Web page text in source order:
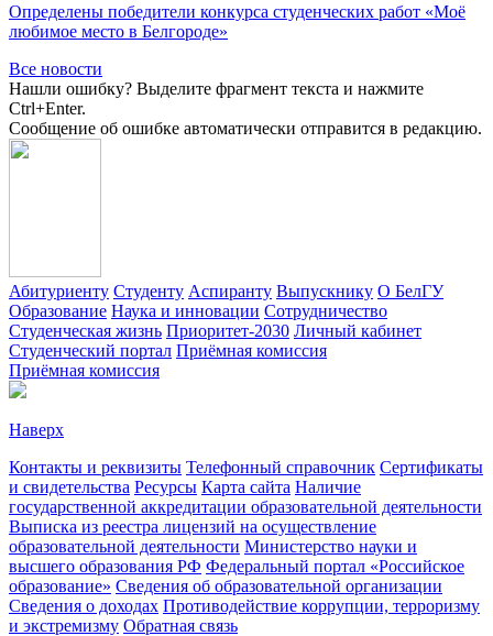
Определены победители конкурса студенческих работ «Моё
любимое место в Белгороде»
Все новости
Нашли ошибку? Выделите фрагмент текста и нажмите
Ctrl+Enter.
Сообщение об ошибке автоматически отправится в редакцию.
Абитуриенту Студенту Аспиранту Выпускнику О БелГУ
Образование Наука и инновации Сотрудничество
Студенческая жизнь Приоритет-2030 Личный кабинет
Студенческий портал Приёмная комиссия
Приёмная комиссия
Наверх
Контакты и реквизиты Телефонный справочник Сертификаты
и свидетельства Ресурсы Карта сайта Наличие
государственной аккредитации образовательной деятельности
Выписка из реестра лицензий на осуществление
образовательной деятельности Министерствo науки и
высшего образования РФ Федеральный портал «Российское
образование» Сведения об образовательной организации
Сведения о доходах Противодействие коррупции, терроризму
и экстремизму Обратная связь